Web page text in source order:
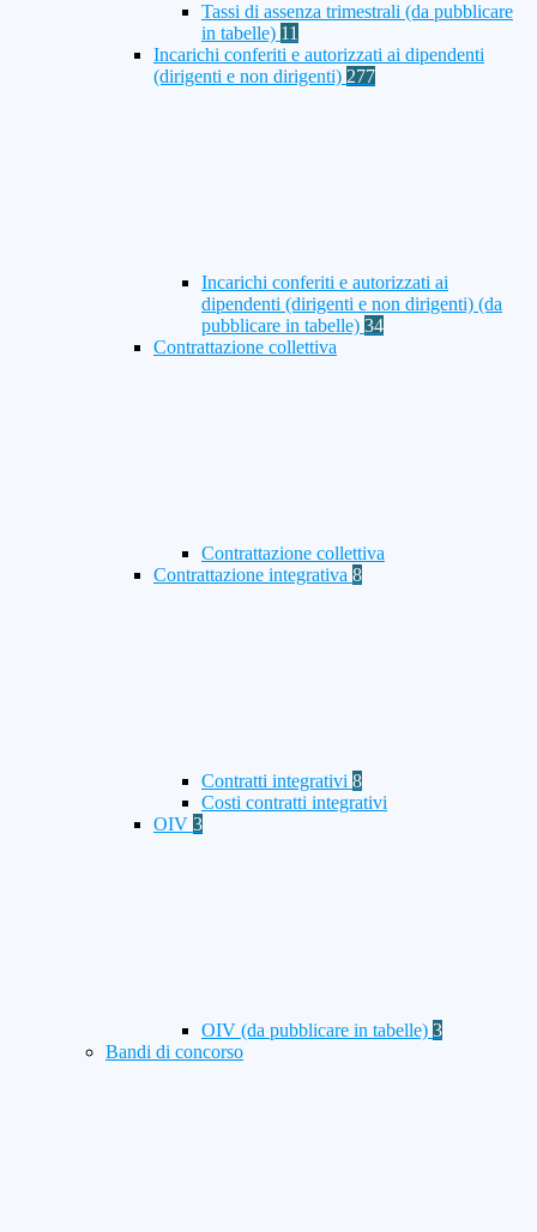
Tassi di assenza trimestrali (da pubblicare
in tabelle) 11
Incarichi conferiti e autorizzati ai dipendenti
(dirigenti e non dirigenti) 277
Incarichi conferiti e autorizzati ai
dipendenti (dirigenti e non dirigenti) (da
pubblicare in tabelle) 34
Contrattazione collettiva
Contrattazione collettiva
Contrattazione integrativa 8
Contratti integrativi 8
Costi contratti integrativi
OIV 3
OIV (da pubblicare in tabelle) 3
Bandi di concorso